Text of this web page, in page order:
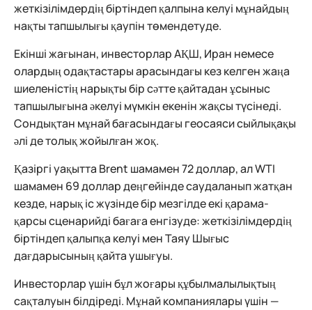
жеткізілімдердің біртіндеп қалпына келуі мұнайдың
нақты тапшылығы қаупін төмендетуде.
Екінші жағынан, инвесторлар АҚШ, Иран немесе
олардың одақтастары арасындағы кез келген жаңа
шиеленістің нарықты бір сәтте қайтадан ұсыныс
тапшылығына әкелуі мүмкін екенін жақсы түсінеді.
Сондықтан мұнай бағасындағы геосаяси сыйлықақы
әлі де толық жойылған жоқ.
Қазіргі уақытта Brent шамамен 72 доллар, ал WTI
шамамен 69 доллар деңгейінде саудаланып жатқан
кезде, нарық іс жүзінде бір мезгілде екі қарама-
қарсы сценарийді бағаға енгізуде: жеткізілімдердің
біртіндеп қалыпқа келуі мен Таяу Шығыс
дағдарысының қайта ушығуы.
Инвесторлар үшін бұл жоғары құбылмалылықтың
сақталуын білдіреді. Мұнай компаниялары үшін —